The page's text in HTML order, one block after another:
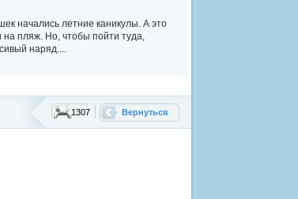
начались летние каникулы. А это
на пляж. Но, чтобы пойти туда,
наряд....
Вернуться
1307